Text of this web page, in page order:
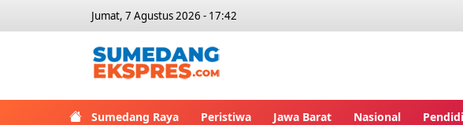
Jumat, 7 Agustus 2026 - 17:42
Sumedang Raya Peristiwa Jawa Barat Nasional